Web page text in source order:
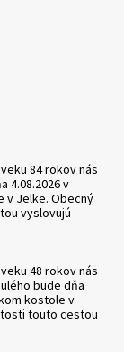
84 rokov nás
4.08.2026 v
v Jelke. Obecný
vyslovujú
48 rokov nás
bude dňa
kostole v
touto cestou